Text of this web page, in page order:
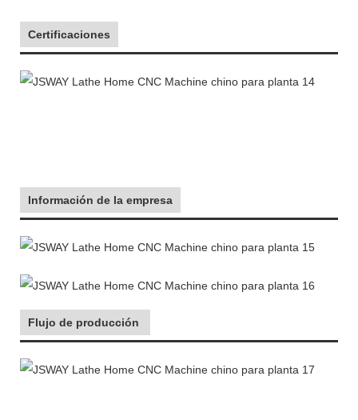
Certificaciones
Información de la empresa
Flujo de producción